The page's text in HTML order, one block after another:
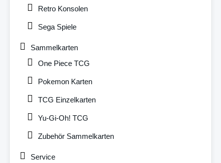
Retro Konsolen
Sega Spiele
Sammelkarten
One Piece TCG
Pokemon Karten
TCG Einzelkarten
Yu-Gi-Oh! TCG
Zubehör Sammelkarten
Service